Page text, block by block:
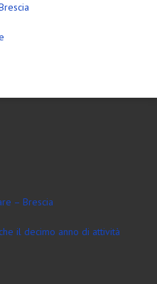
– Brescia
il decimo anno di attività